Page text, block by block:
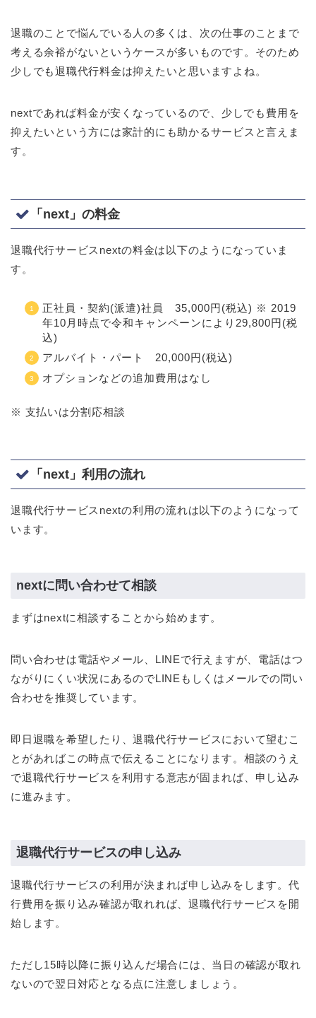
退職のことで悩んでいる人の多くは、次の仕事のことまで
考える余裕がないというケースが多いものです。そのため
少しでも退職代行料金は抑えたいと思いますよね。
nextであれば料金が安くなっているので、少しでも費用を
抑えたいという方には家計的にも助かるサービスと言えま
す。
「next」の料金
退職代行サービスnextの料金は以下のようになっていま
す。
正社員・契約(派遣)社員 35,000円(税込) ※ 2019
年10月時点で令和キャンペーンにより29,800円(税
込)
アルバイト・パート 20,000円(税込)
オプションなどの追加費用はなし
※ 支払いは分割応相談
「next」利用の流れ
退職代行サービスnextの利用の流れは以下のようになって
います。
nextに問い合わせて相談
まずはnextに相談することから始めます。
問い合わせは電話やメール、LINEで行えますが、電話はつ
ながりにくい状況にあるのでLINEもしくはメールでの問い
合わせを推奨しています。
即日退職を希望したり、退職代行サービスにおいて望むこ
とがあればこの時点で伝えることになります。相談のうえ
で退職代行サービスを利用する意志が固まれば、申し込み
に進みます。
退職代行サービスの申し込み
退職代行サービスの利用が決まれば申し込みをします。代
行費用を振り込み確認が取れれば、退職代行サービスを開
始します。
ただし15時以降に振り込んだ場合には、当日の確認が取れ
ないので翌日対応となる点に注意しましょう。